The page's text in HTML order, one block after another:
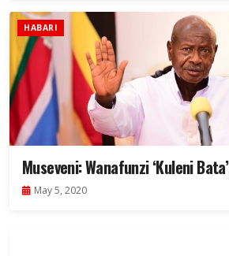
HABARI
Museveni: Wanafunzi ‘Kuleni
May 5, 2020